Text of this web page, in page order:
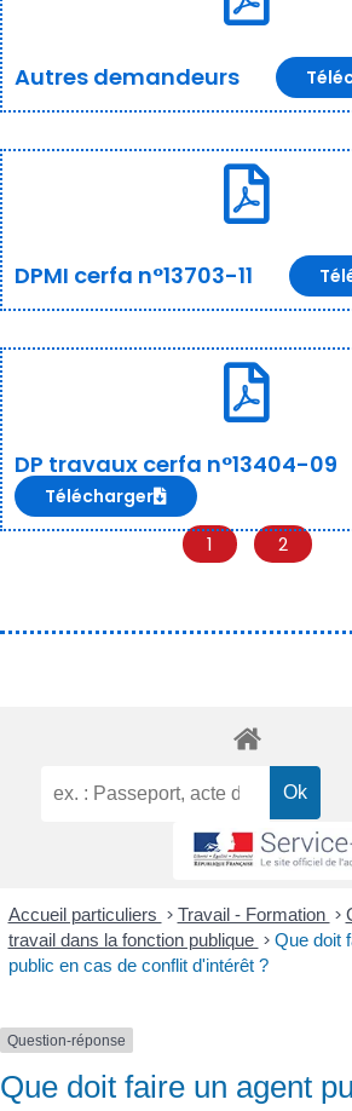
Autres demandeurs
DPMI cerfa n°13703-11
DP travaux cerfa n°13404-09
Télécharger
1 2
Accueil particuliers > Travail - Formation >
travail dans la fonction publique > Que doit
public en cas de conflit d'intérêt ?
Question-réponse
Que doit faire un agent